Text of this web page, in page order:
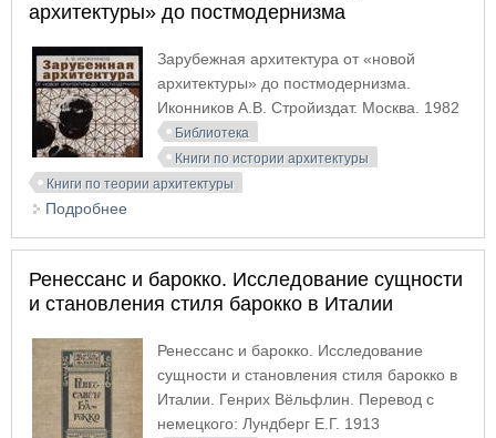
архитектуры» до постмодернизма
Зарубежная архитектура от «новой
архитектуры» до постмодернизма.
Иконников А.В. Стройиздат. Москва. 1982
Библиотека
Книги по истории архитектуры
Книги по теории архитектуры
Подробнее
Ренессанс и барокко. Исследование сущности
и становления стиля барокко в Италии
Ренессанс и барокко. Исследование
сущности и становления стиля барокко в
Италии. Генрих Вёльфлин. Перевод с
немецкого: Лундберг Е.Г. 1913